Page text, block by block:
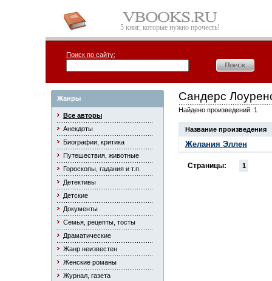
5 книг, которые нужно прочесть!
Поиск по сайту:
Жанры
Все авторы
Анекдоты
Биографии, критика
Путешествия, животные
Гороскопы, гадания и т.п.
Детективы
Детские
Документы
Семья, рецепты, тосты
Драматические
Жанр неизвестен
Женские романы
Журнал, газета
Сандерс
Найдено произведений: 1
Название произведения
Желания Эллен
Страницы: 1